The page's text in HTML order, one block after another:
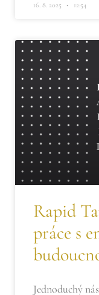
16. 8. 2025 12:54
Rapid
práce s
Jednoduchý